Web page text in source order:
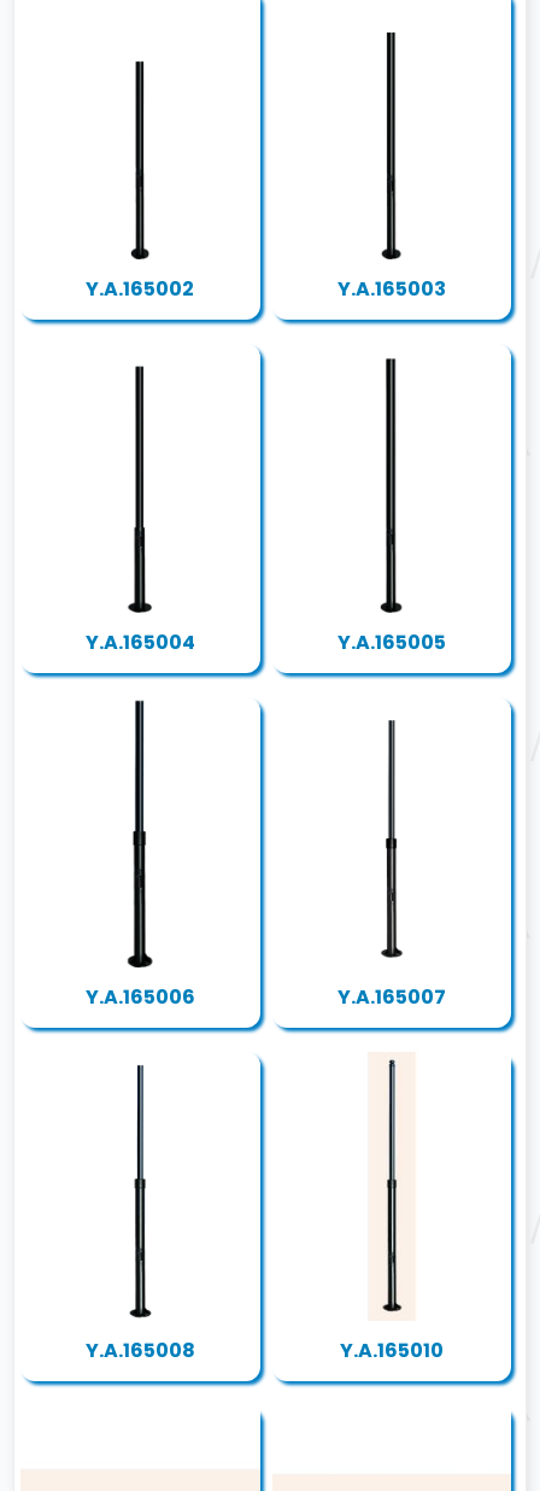
Y.A.165002 Y.A.165003
Y.A.165004 Y.A.165005
Y.A.165006 Y.A.165007
Y.A.165008 Y.A.165010